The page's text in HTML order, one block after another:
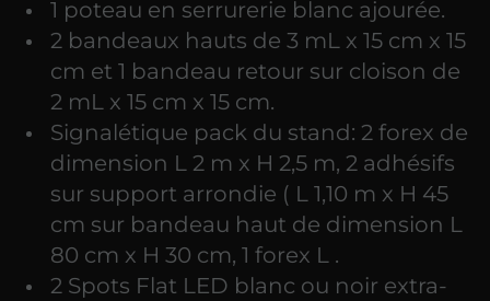
1 poteau en serrurerie blanc ajourée.
2 bandeaux hauts de 3 mL x 15 cm x 15
cm et 1 bandeau retour sur cloison de
2 mL x 15 cm x 15 cm.
Signalétique pack du stand: 2 forex de
dimension L 2 m x H 2,5 m, 2 adhésifs
sur support arrondie ( L 1,10 m x H 45
cm sur bandeau haut de dimension L
80 cm x H 30 cm, 1 forex L .
2 Spots Flat LED blanc ou noir extra-